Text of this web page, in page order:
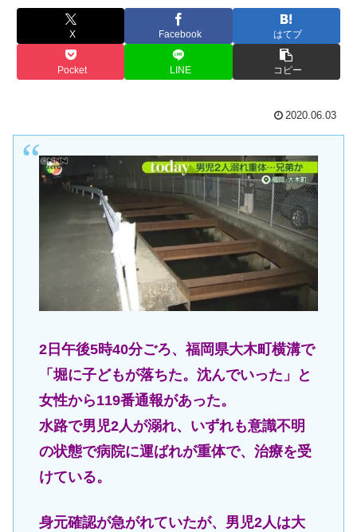
X Facebook はてブ
Pocket LINE コピー
2020.06.03
2日午後5時40分ごろ、福岡県大木町横溝で
「堀に子どもが落ちた。沈んでいった」と
女性から119番通報があった。
水路で男児2人が溺れ、いずれも意識不明
の状態で病院に運ばれが重体で、治療を受
けている。
身元確認が急がれていたが、男児2人は大